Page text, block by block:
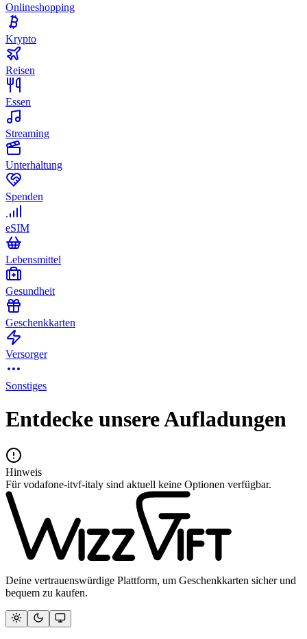
Onlineshopping
Krypto
Reisen
Essen
Streaming
Unterhaltung
Spenden
eSIM
Lebensmittel
Gesundheit
Geschenkkarten
Versorger
Sonstiges
Entdecke unsere Aufladungen
Hinweis
Für vodafone-itvf-italy sind aktuell keine Optionen verfügbar.
Deine vertrauenswürdige Plattform, um Geschenkkarten sicher und
bequem zu kaufen.